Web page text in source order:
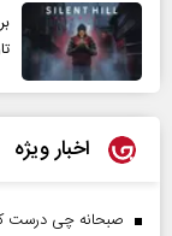
اخبار ویژه